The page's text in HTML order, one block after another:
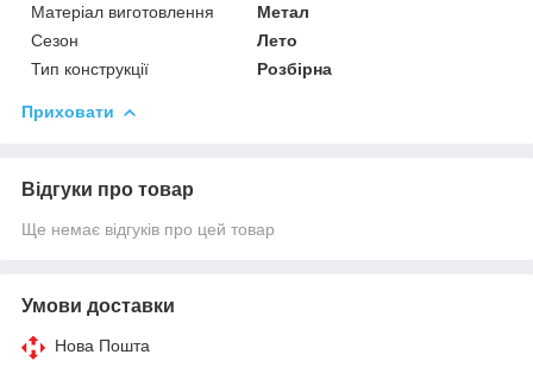
Матеріал виготовлення
Метал
Сезон
Лето
Тип конструкції
Розбірна
Приховати
Відгуки про товар
Ще немає відгуків про цей товар
Умови доставки
Нова Пошта